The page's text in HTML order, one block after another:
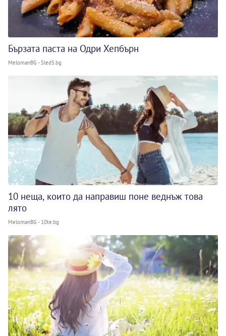
Бързата паста на Одри Хепбърн
MelomanBG - Sled5.bg
10 неща, които да направиш поне веднъж това
лято
MelomanBG - 10te.bg